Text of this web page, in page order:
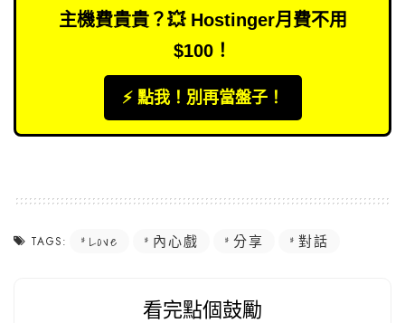
主機費貴貴？💥 Hostinger月費不用
$100！
⚡️ 點我！別再當盤子！
TAGS: Love 內心戲 分享 對話
看完點個鼓勵